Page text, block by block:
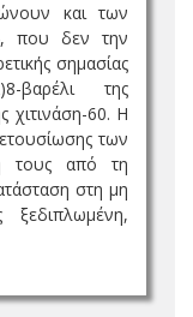
και των
που δεν την
σημασίας
βαρέλι της
χιτινάση-60. Η
των
τους από τη
στη μη
ξεδιπλωμένη,